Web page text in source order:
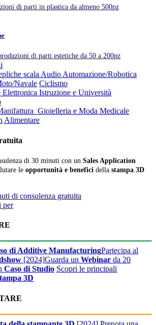
di parti in plastica da almeno 500pz
di parti estetiche da 50 a 200pz
scala Audio Automazione/Robotica
Navale Ciclismo
Elettronica Istruzione e Università
Gioielleria e Moda Medicale
Alimentare
di 30 minuti con un Sales Application
le opportunità e benefici della stampa 3D
di consulenza gratuita
per
di Additive ManufacturingPartecipa al
[2024]Guarda un Webinar da 20
Caso di Studio Scopri le principali
3D